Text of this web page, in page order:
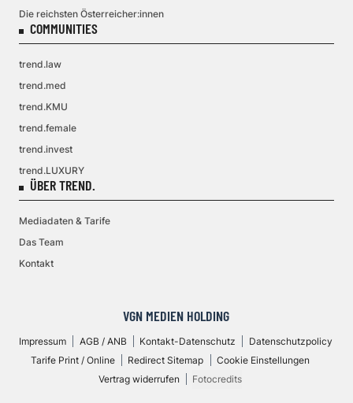
Die reichsten Österreicher:innen
COMMUNITIES
trend.law
trend.med
trend.KMU
trend.female
trend.invest
trend.LUXURY
ÜBER TREND.
Mediadaten & Tarife
Das Team
Kontakt
VGN MEDIEN HOLDING
Impressum AGB / ANB Kontakt-Datenschutz
Datenschutzpolicy
Tarife Print / Online
Redirect Sitemap
Cookie Einstellungen
Vertrag widerrufen
Fotocredits